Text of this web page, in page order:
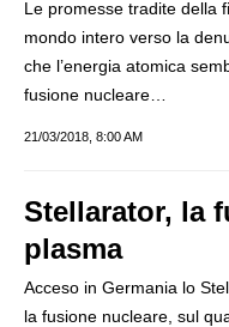
Le promesse tradite della
mondo intero verso la
che l’energia atomica
fusione nucleare…
21/03/2018, 8:00 AM
Stellarator, la
plasma
Acceso in Germania lo
la fusione nucleare, sul